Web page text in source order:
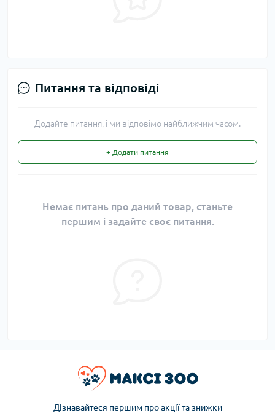
Питання та відповіді
Додайте питання, і ми відповімо найближчим часом.
+ Додати питання
Немає питань про даний товар, станьте
першим і задайте своє питання.
Дізнавайтеся першим про акції та знижки